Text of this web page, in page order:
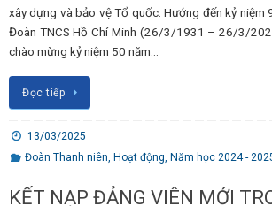
xây dựng và bảo vệ Tổ quốc. Hướng đến kỷ niệm
Đoàn TNCS Hồ Chí Minh (26/3/1931 – 26/3/
chào mừng kỷ niệm 50 năm…
Đọc tiếp
13/03/2025
Đoàn Thanh niên Hoạt động Năm học 2024 -
KẾT NẠP ĐẢNG VIÊN MỚI